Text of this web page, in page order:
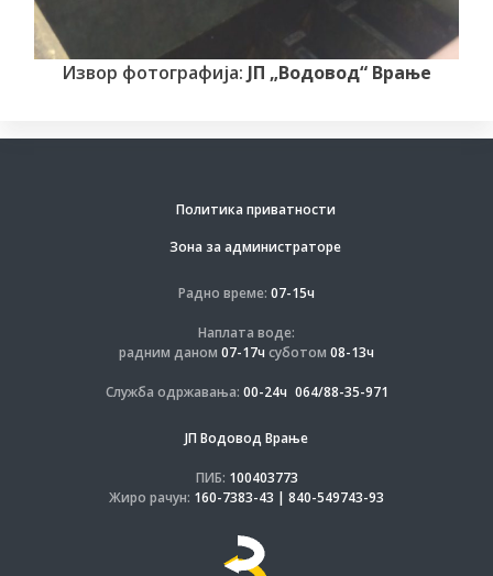
Извор фотографија: ЈП „Водовод“ Врање
Политика приватности
Зона за администраторе
Радно време: 07-15ч
Наплата воде:
радним даном 07-17ч суботом 08-13ч
Служба одржавања: 00-24ч 064/88-35-971
ЈП Водовод Врање
ПИБ: 100403773
Жиро рачун: 160-7383-43 | 840-549743-93